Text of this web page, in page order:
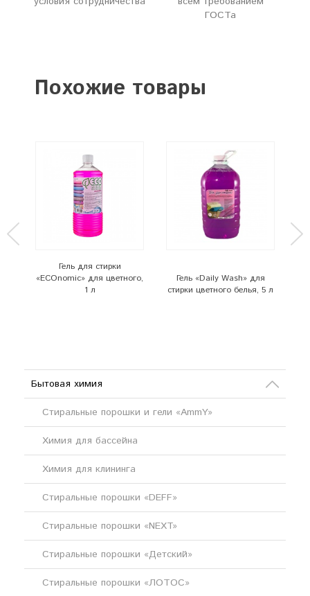
ГОСТа
Похожие товары
Гель для стирки
«ECOnomic» для цветного,
1 л
Гель «Daily Wash» для
стирки цветного белья, 5 л
Бытовая химия
Стиральные порошки и гели «AmmY»
Химия для бассейна
Химия для клининга
Стиральные порошки «DEFF»
Стиральные порошки «NEXT»
Стиральные порошки «Детский»
Стиральные порошки «ЛОТОС»